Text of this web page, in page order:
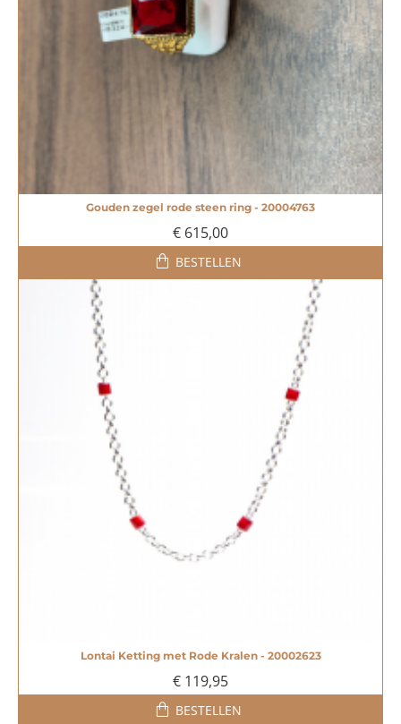
MEEST VERKOCHT!
Gouden zegel rode steen ring - 20004763
€ 615,00
BESTELLEN
Lontai Ketting met Rode Kralen - 20002623
€ 119,95
BESTELLEN